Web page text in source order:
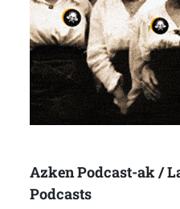
Azken Podcast-ak /
Podcasts